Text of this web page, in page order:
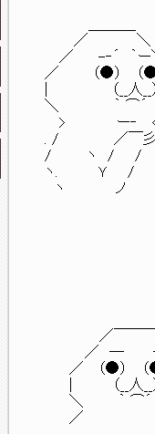
／ ＼
／ -‐´ ｀ー＼
／ （●） （●）
| （__人__） |
＼ ｀ ⌒´ ／ 出
> ー‐
. / ／￣彡ﾐ
/ ヽ / / ヽ
ヽ. Ｙ /
ヽ ノ
／￣￣￣
／ ─ ─ ＼ ち
／ （●） （●
| （__人
＼ ｀
／